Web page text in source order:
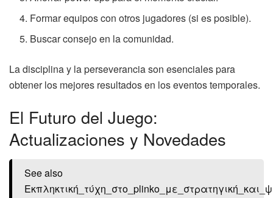
Formar equipos con otros jugadores (si es posible).
Buscar consejo en la comunidad.
La disciplina y la perseverancia son esenciales para
obtener los mejores resultados en los eventos temporales.
El Futuro del Juego:
Actualizaciones y Novedades
See also
Εκπληκτική_τύχη_στο_plinko_με_στρατηγική_και_ψ